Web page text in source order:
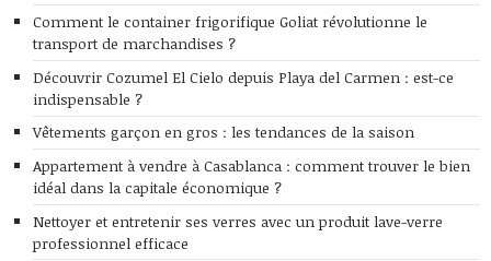
Comment le container frigorifique Goliat révolutionne le
transport de marchandises ?
Découvrir Cozumel El Cielo depuis Playa del Carmen : est-ce
indispensable ?
Vêtements garçon en gros : les tendances de la saison
Appartement à vendre à Casablanca : comment trouver le bien
idéal dans la capitale économique ?
Nettoyer et entretenir ses verres avec un produit lave-verre
professionnel efficace